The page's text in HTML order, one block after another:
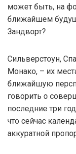
может быть, на
ближайшем
Зандворт?
Сильверстоун,
Монако, – их
ближайшую
говорить о
последние три
что сейчас
аккуратной